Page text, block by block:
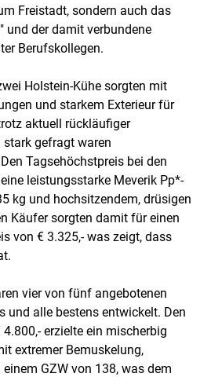
Freistadt, sondern auch das
und der damit verbundene
Berufskollegen.
Holstein-Kühe sorgten mit
und starkem Exterieur für
aktuell rückläufiger
gefragt waren
Tagsehöchstpreis bei den
leistungsstarke Meverik Pp*-
kg und hochsitzendem, drüsigen
Käufer sorgten damit für einen
von € 3.325,- was zeigt, dass
vier von fünf angebotenen
und alle bestens entwickelt. Den
erzielte ein mischerbig
extremer Bemuskelung,
GZW von 138, was dem